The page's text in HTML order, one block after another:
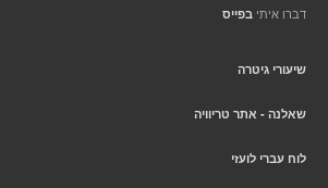
דברו איתי בפייס
שיעורי גיטרה
שאלנה - אתר טריוויה
לוח עברי לועזי